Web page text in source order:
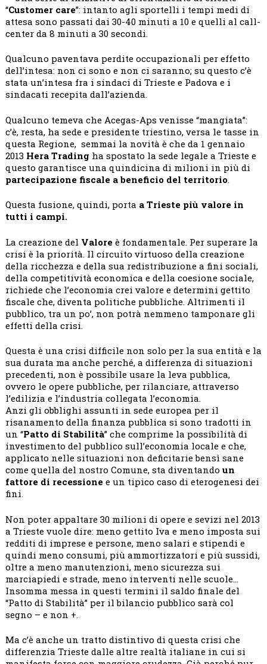
“Customer care”: intanto agli sportelli i tempi medi di
attesa sono passati dai 30-40 minuti a 10 e quelli al call-
center da 8 minuti a 30 secondi.
Qualcuno paventava perdite occupazionali per effetto
dell’intesa: non ci sono e non ci saranno; su questo c’è
stata un’intesa fra i sindaci di Trieste e Padova e i
sindacati recepita dall’azienda.
Qualcuno temeva che Acegas-Aps venisse “mangiata”:
c’è, resta, ha sede e presidente triestino, versa le tasse in
questa Regione, semmai la novità è che da 1 gennaio
2013 Hera Trading ha spostato la sede legale a Trieste e
questo garantisce una quindicina di milioni in più di
partecipazione fiscale a beneficio del territorio.
Questa fusione, quindi, porta a Trieste più valore in
tutti i campi.
La creazione del Valoreè fondamentale. Per superare la
crisi è la priorità. Il circuito virtuoso della creazione
della ricchezza e della sua redistribuzione a fini sociali,
della competitività economica e della coesione sociale,
richiede che l’economia crei valore e determini gettito
fiscale che, diventa politiche pubbliche. Altrimenti il
pubblico, tra un po’, non potrà nemmeno tamponare gli
effetti della crisi.
Questa è una crisi difficile non solo per la sua entità e la
sua durata ma anche perché, a differenza di situazioni
precedenti, non è possibile usare la leva pubblica,
ovvero le opere pubbliche, per rilanciare, attraverso
l’edilizia e l’industria collegata l’economia.
Anzi gli obblighi assunti in sede europea per il
risanamento della finanza pubblica si sono tradotti in
un “Patto di Stabilità” che comprime la possibilità di
investimento del pubblico sull’economia locale e che,
applicato nelle situazioni non deficitarie bensì sane
come quella del nostro Comune, sta diventando un
fattore di recessionee un tipico caso di eterogenesi dei
fini.
Non poter appaltare 30 milioni di opere e sevizi nel 2013
a Trieste vuole dire: meno gettito Iva e meno imposta sui
redditi di imprese e persone, meno salari e stipendi e
quindi meno consumi, più ammortizzatori e più sussidi,
oltre a meno manutenzioni, meno sicurezza sui
marciapiedi e strade, meno interventi nelle scuole…
Insomma messa in questi termini il saldo finale del
“Patto di Stabilità” per il bilancio pubblico sarà col
segno – e non +.
Ma c’è anche un tratto distintivo di questa crisi che
differenzia Trieste dalle altre realtà italiane in cui si